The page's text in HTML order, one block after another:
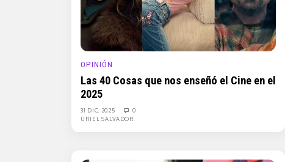
OPINIÓN
Las 40 Cosas que nos enseñó el Cine en el
2025
31 DIC, 2025
0
URIEL SALVADOR